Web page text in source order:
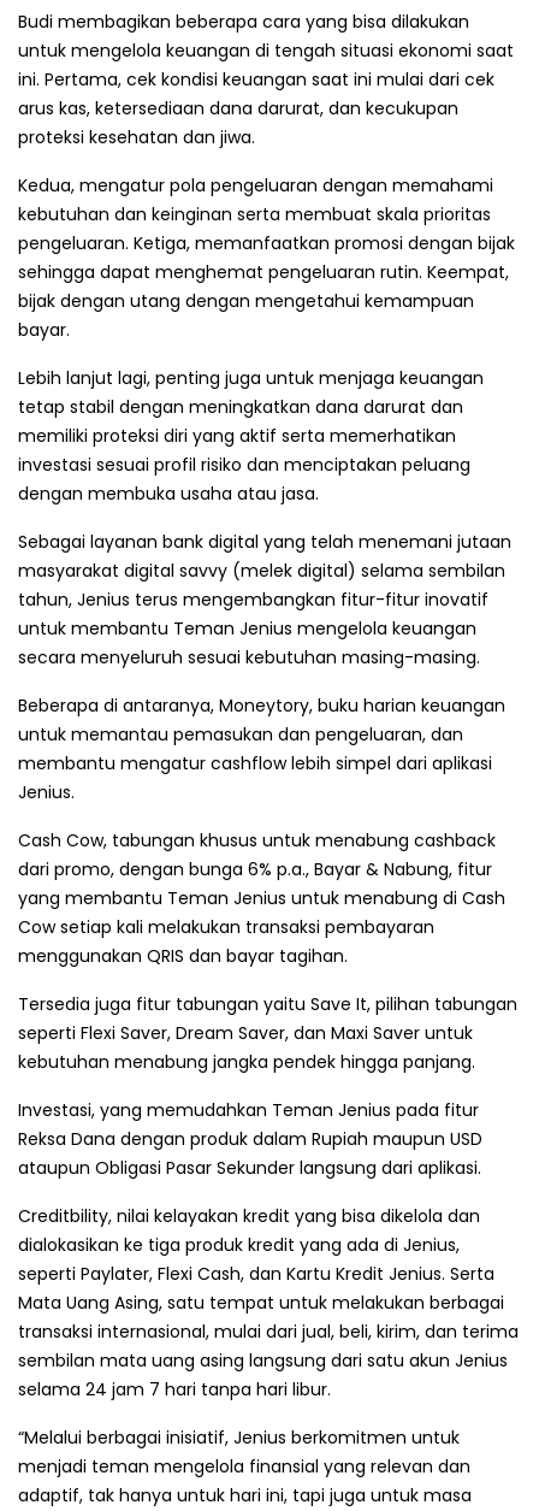
Budi membagikan beberapa cara yang bisa dilakukan
untuk mengelola keuangan di tengah situasi ekonomi saat
ini. Pertama, cek kondisi keuangan saat ini mulai dari cek
arus kas, ketersediaan dana darurat, dan kecukupan
proteksi kesehatan dan jiwa.
Kedua, mengatur pola pengeluaran dengan memahami
kebutuhan dan keinginan serta membuat skala prioritas
pengeluaran. Ketiga, memanfaatkan promosi dengan bijak
sehingga dapat menghemat pengeluaran rutin. Keempat,
bijak dengan utang dengan mengetahui kemampuan
bayar.
Lebih lanjut lagi, penting juga untuk menjaga keuangan
tetap stabil dengan meningkatkan dana darurat dan
memiliki proteksi diri yang aktif serta memerhatikan
investasi sesuai profil risiko dan menciptakan peluang
dengan membuka usaha atau jasa.
Sebagai layanan bank digital yang telah menemani jutaan
masyarakat digital savvy (melek digital) selama sembilan
tahun, Jenius terus mengembangkan fitur-fitur inovatif
untuk membantu Teman Jenius mengelola keuangan
secara menyeluruh sesuai kebutuhan masing-masing.
Beberapa di antaranya, Moneytory, buku harian keuangan
untuk memantau pemasukan dan pengeluaran, dan
membantu mengatur cashflow lebih simpel dari aplikasi
Jenius.
Cash Cow, tabungan khusus untuk menabung cashback
dari promo, dengan bunga 6% p.a., Bayar & Nabung, fitur
yang membantu Teman Jenius untuk menabung di Cash
Cow setiap kali melakukan transaksi pembayaran
menggunakan QRIS dan bayar tagihan.
Tersedia juga fitur tabungan yaitu Save It, pilihan tabungan
seperti Flexi Saver, Dream Saver, dan Maxi Saver untuk
kebutuhan menabung jangka pendek hingga panjang.
Investasi, yang memudahkan Teman Jenius pada fitur
Reksa Dana dengan produk dalam Rupiah maupun USD
ataupun Obligasi Pasar Sekunder langsung dari aplikasi.
Creditbility, nilai kelayakan kredit yang bisa dikelola dan
dialokasikan ke tiga produk kredit yang ada di Jenius,
seperti Paylater, Flexi Cash, dan Kartu Kredit Jenius. Serta
Mata Uang Asing, satu tempat untuk melakukan berbagai
transaksi internasional, mulai dari jual, beli, kirim, dan terima
sembilan mata uang asing langsung dari satu akun Jenius
selama 24 jam 7 hari tanpa hari libur.
“Melalui berbagai inisiatif, Jenius berkomitmen untuk
menjadi teman mengelola finansial yang relevan dan
adaptif, tak hanya untuk hari ini, tapi juga untuk masa